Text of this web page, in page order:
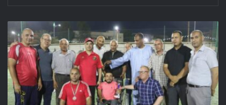
انطلاق
مباراة
كرة
القدم
تجمع
إطارات
ومستخدمي
البلديات